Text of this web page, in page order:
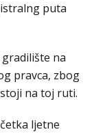
puta
gradilište na
pravca, zbog
na toj ruti.
ljetne